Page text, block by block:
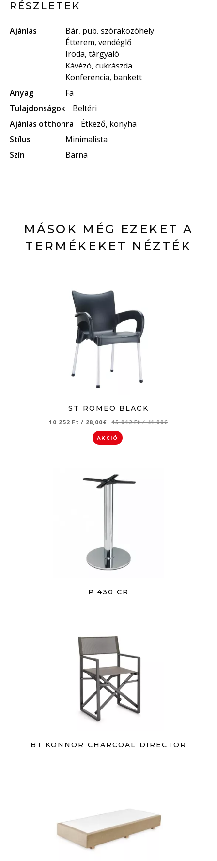
RÉSZLETEK
Ajánlás
Bár, pub, szórakozóhely
Étterem, vendéglő
Iroda, tárgyaló
Kávézó, cukrászda
Konferencia, bankett
Anyag
Fa
Tulajdonságok
Beltéri
Ajánlás otthonra
Étkező, konyha
Stílus
Minimalista
Szín
Barna
MÁSOK MÉG EZEKET A
TERMÉKEKET NÉZTÉK
ST ROMEO BLACK
10 252 Ft / 28,00€ 15 012 Ft/ 41,00€
AKCIÓ
P 430 CR
BT KONNOR CHARCOAL DIRECTOR